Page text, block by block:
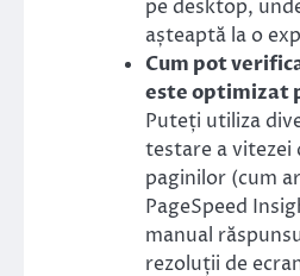
pe desktop,
așteaptă la o
Cum pot
este optimizat
Puteți utiliza
testare a vitezei
paginilor (cum
PageSpeed
manual
rezoluții de